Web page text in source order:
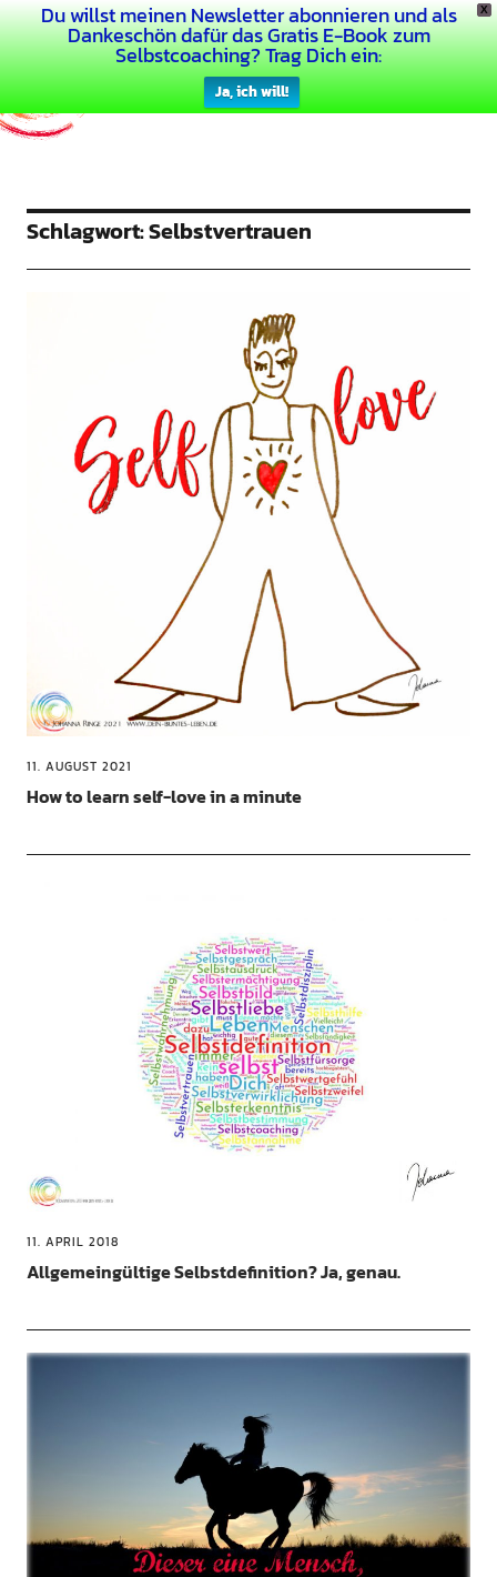
X
Du willst meinen Newsletter abonnieren und als
Dankeschön dafür das Gratis E-Book zum
Selbstcoaching? Trag Dich ein:
Ja, ich will!
Dein Buntes Leben
Schlagwort:Selbstvertrauen
11. AUGUST 2021
How to learn self-love in a minute
11. APRIL 2018
Allgemeingültige Selbstdefinition? Ja, genau.